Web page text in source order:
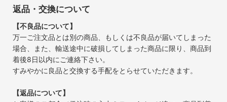
返品・交換について
【不良品について】
万一ご注文品とは別の商品、もしくは不良品が届いてしまった
場合、また、輸送途中に破損してしまった商品に限り、商品到
着後8日以内にご連絡下さい。
すみやかに良品と交換する手配をとらせていただきます。
【返品について】